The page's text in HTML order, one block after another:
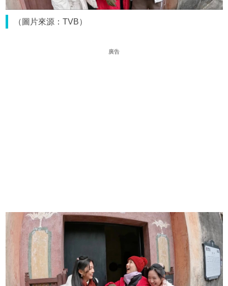
（圖片來源：TVB）
廣告